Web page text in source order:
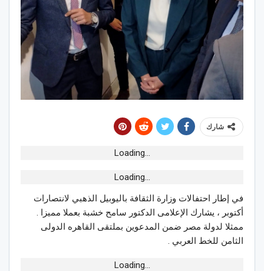
شارك
Loading...
Loading...
في إطار احتفالات وزارة الثقافة باليوبيل الذهبي لانتصارات
أكتوبر ، يشارك الإعلامى الدكتور سامح خشبة بعملا مميزا .
ممثلا لدولة مصر ضمن المدعوين بملتقى القاهره الدولى
الثامن للخط العربي .
Loading...